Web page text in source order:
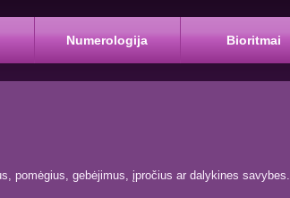
Numerologija Bioritmai
pomėgius, gebėjimus, įpročius ar dalykines savybes.